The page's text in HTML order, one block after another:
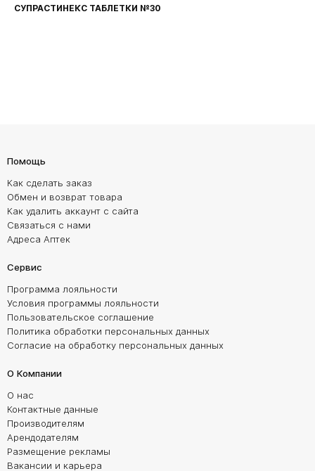
ФАРИНГОСЕПТ ТАБЛЕТКИ №20
Помощь
Как сделать заказ
Обмен и возврат товара
Как удалить аккаунт с сайта
Связаться с нами
Адреса Аптек
Сервис
Программа лояльности
Условия программы лояльности
Пользовательское соглашение
Политика обработки персональных данных
Согласие на обработку персональных данных
О Компании
О нас
Контактные данные
Производителям
Арендодателям
Размещение рекламы
Вакансии и карьера